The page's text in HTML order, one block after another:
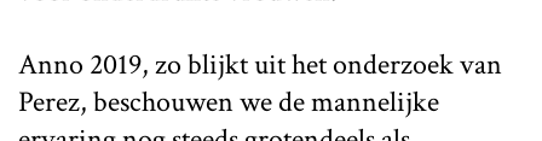
Anno 2019, zo blijkt uit het onderzoek van
Perez, beschouwen we de mannelijke